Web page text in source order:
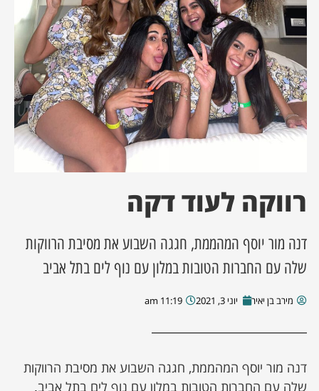
מסע מלחמה
השבוע
רווקה לעוד דקה
דנה מור יוסף המהממת, חגגה השבוע את מסיבת הרווקות
שלה עם החברות הטובות במלון עם נוף לים בתל אביב
מירב בן יאיר יוני 3, 2021 11:19 am
דנה מור יוסף המהממת, חגגה השבוע את מסיבת הרווקות
שלה עם החברות הטובות במלון עם נוף לים בתל אביב.